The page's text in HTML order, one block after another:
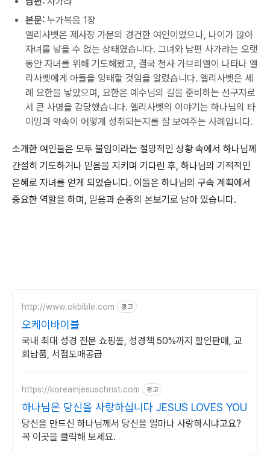
본문: 누가복음 1장
엘리사벳은 제사장 가문의 경건한 여인이었으나, 나이가 많아
자녀를 낳을 수 없는 상태였습니다. 그녀와 남편 사가랴는 오랫
동안 자녀를 위해 기도해왔고, 결국 천사 가브리엘이 나타나 엘
리사벳에게 아들을 잉태할 것임을 알렸습니다. 엘리사벳은 세
례 요한을 낳았으며, 요한은 예수님의 길을 준비하는 선구자로
서 큰 사명을 감당했습니다. 엘리사벳의 이야기는 하나님의 타
이밍과 약속이 어떻게 성취되는지를 잘 보여주는 사례입니다.
소개한 여인들은 모두 불임이라는 절망적인 상황 속에서 하나님께
간절히 기도하거나 믿음을 지키며 기다린 후, 하나님의 기적적인
은혜로 자녀를 얻게 되었습니다. 이들은 하나님의 구속 계획에서
중요한 역할을 하며, 믿음과 순종의 본보기로 남아 있습니다.
http://www.okbible.com 광고
오케이바이블
국내 최대 성경 전문 쇼핑몰, 성경책 50%까지 할인판매, 교
회납품, 서점도매공급
https://koreainjesuschrist.com 광고
하나님은 당신을 사랑하십니다 JESUS LOVES YOU
당신을 만드신 하나님께서 당신을 얼마나 사랑하시냐고요?
꼭 이곳을 클릭해 보세요.